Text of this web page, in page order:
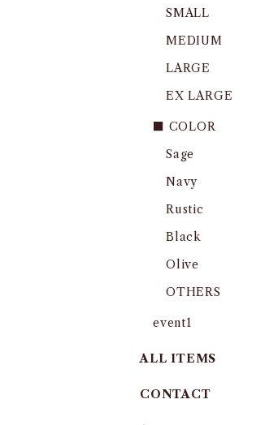
SMALL
MEDIUM
LARGE
EX LARGE
■ COLOR
Sage
Navy
Rustic
Black
Olive
OTHERS
event1
ALL ITEMS
CONTACT